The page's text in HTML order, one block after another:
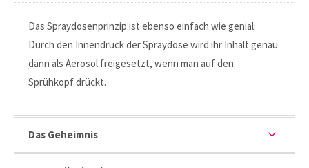
Das Spraydosenprinzip ist ebenso einfach wie genial:
Durch den Innendruck der Spraydose wird ihr Inhalt genau
dann als Aerosol freigesetzt, wenn man auf den
Sprühkopf drückt.
Das Geheimnis